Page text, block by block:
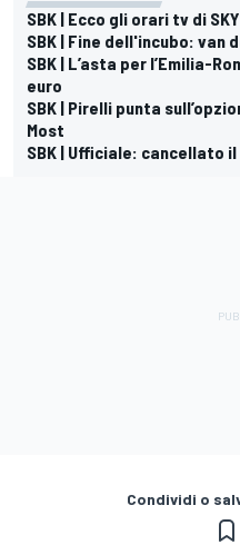
SBK | Ecco gli orari tv di
SBK | Fine dell'incubo: van
SBK | L’asta per l’Emilia-
euro
SBK | Pirelli punta
Most
SBK | Ufficiale: cancellato
Condividi o